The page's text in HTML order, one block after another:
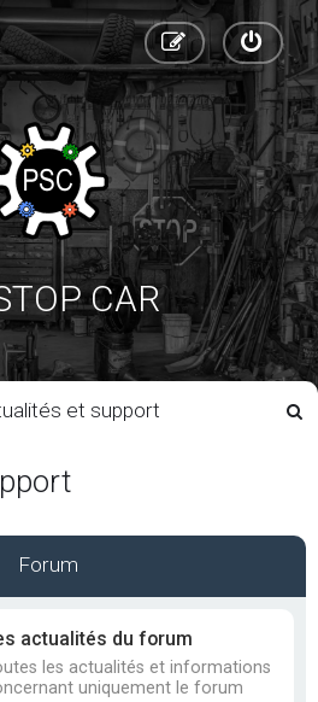
CAR
et support
e
Forum
actualités du forum
les actualités et informations
uniquement le forum